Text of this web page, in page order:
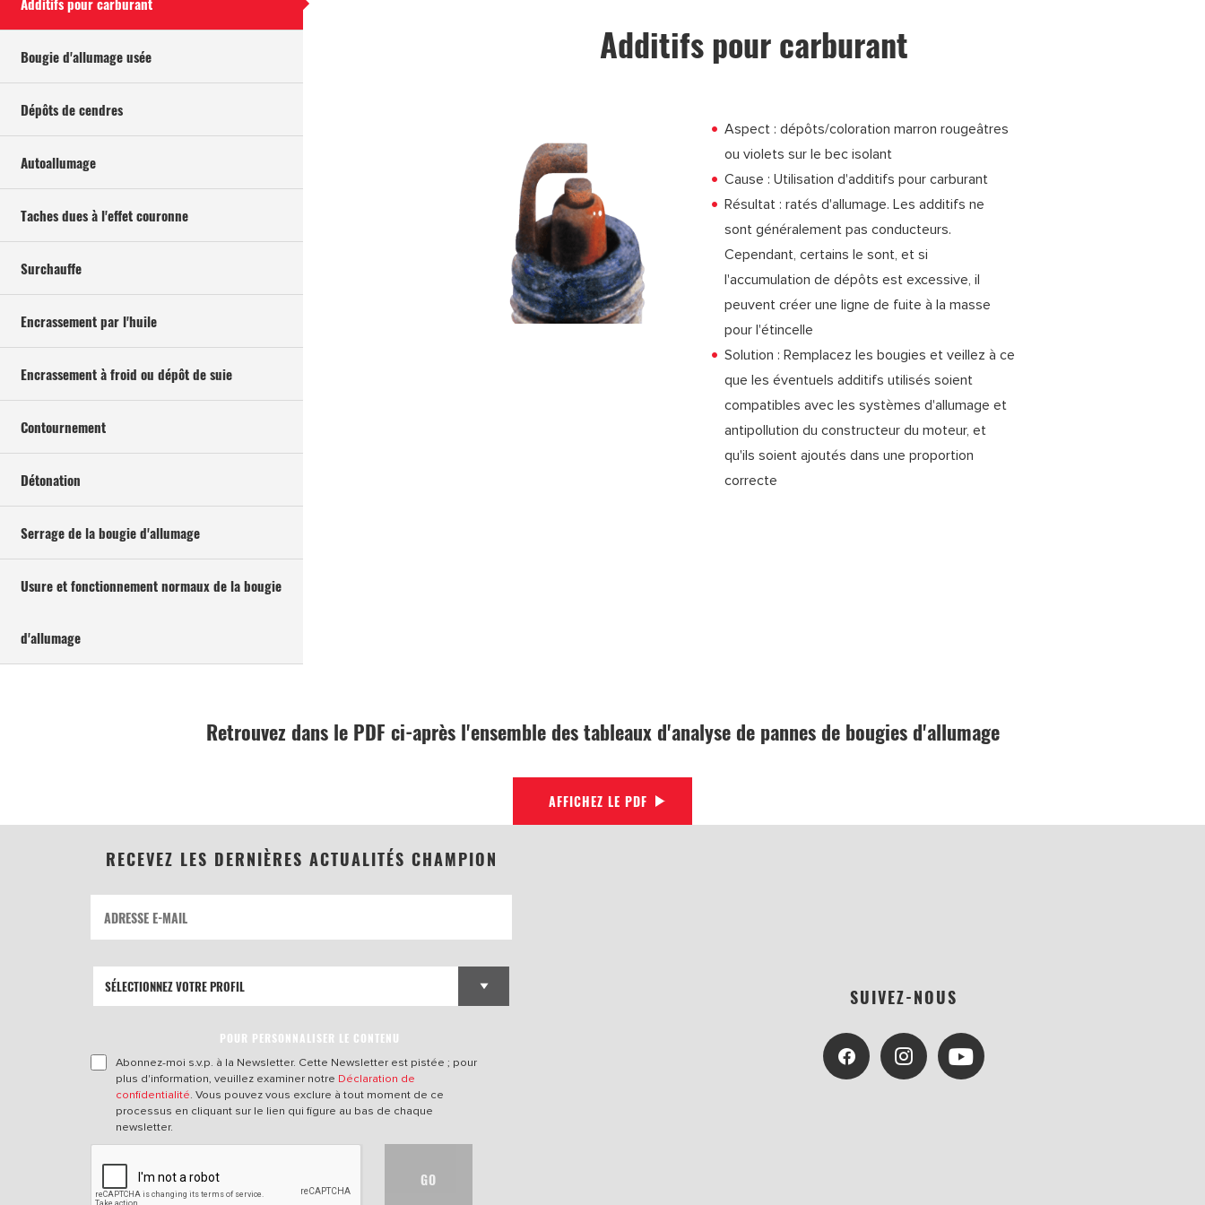
Bougie d'allumage usée
Dépôts de cendres
Autoallumage
Taches dues à l'effet couronne
Surchauffe
Encrassement par l'huile
Encrassement à froid ou dépôt de suie
Contournement
Détonation
Serrage de la bougie d'allumage
Usure et fonctionnement normaux de la bougie
d'allumage
Additifs pour carburant
Aspect : dépôts/coloration marron rougeâtres
ou violets sur le bec isolant
Cause : Utilisation d'additifs pour carburant
Résultat : ratés d'allumage. Les additifs ne
sont généralement pas conducteurs.
Cependant, certains le sont, et si
l'accumulation de dépôts est excessive, il
peuvent créer une ligne de fuite à la masse
pour l'étincelle
Solution : Remplacez les bougies et veillez à ce
que les éventuels additifs utilisés soient
compatibles avec les systèmes d'allumage et
antipollution du constructeur du moteur, et
qu'ils soient ajoutés dans une proportion
correcte
Retrouvez dans le PDF ci-après l'ensemble des tableaux d'analyse de pannes de bougies d'allumage
AFFICHEZ LE PDF
RECEVEZ LES DERNIÈRES ACTUALITÉS CHAMPION
POUR PERSONNALISER LE CONTENU
Abonnez-moi s.v.p. à la Newsletter. Cette Newsletter est pistée ; pour
plus d'information, veuillez examiner notre Déclaration de
confidentialité. Vous pouvez vous exclure à tout moment de ce
processus en cliquant sur le lien qui figure au bas de chaque
newsletter.
GO
SUIVEZ-NOUS